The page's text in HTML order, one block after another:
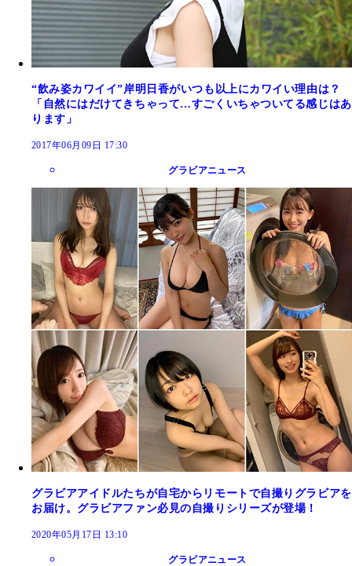
“飲み姿カワイイ”岸明日香がいつも以上にカワイい理由は？
「自然にはだけてきちゃって…すごくいちゃついてる感じはあ
ります」
2017年06月09日 17:30
グラビアニュース
グラビアアイドルたちが自宅からリモートで自撮りグラビアを
お届け。グラビアファン必見の自撮りシリーズが登場！
2020年05月17日 13:10
グラビアニュース